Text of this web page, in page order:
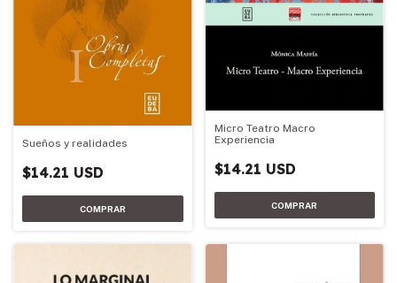
Sueños y realidades
$14.21 USD
Micro Teatro Macro
Experiencia
$14.21 USD